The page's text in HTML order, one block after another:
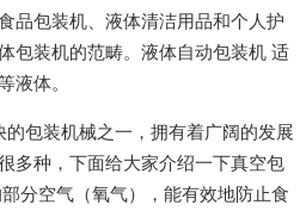
品包装机、液体清洁用品和个人护
包装机的范畴。液体自动包装机 适
液体。
包装机械之一，拥有着广阔的发展
多种，下面给大家介绍一下真空包
分空气（氧气），能有效地防止食